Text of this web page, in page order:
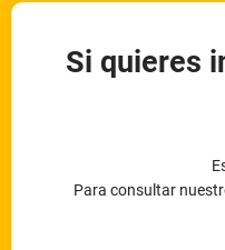
Si quieres
Para consultar